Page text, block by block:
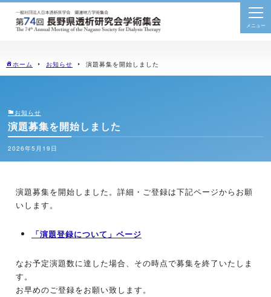
ホーム お知らせ 演題募集を開始しました
お知らせ
演題募集を開始しました
2026年5月19日
演題募集を開始しました。詳細・ご登録は下記ページからお願
いします。
「演題登録について」ページ
なお予定演題数に達した場合、その時点で募集を終了いたしま
す。
お早めのご登録をお願い致します。